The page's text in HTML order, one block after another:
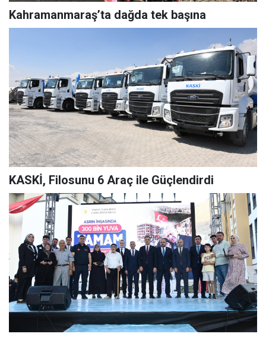
Kahramanmaraş’ta dağda tek başına
KASKİ, Filosunu 6 Araç ile Güçlendirdi